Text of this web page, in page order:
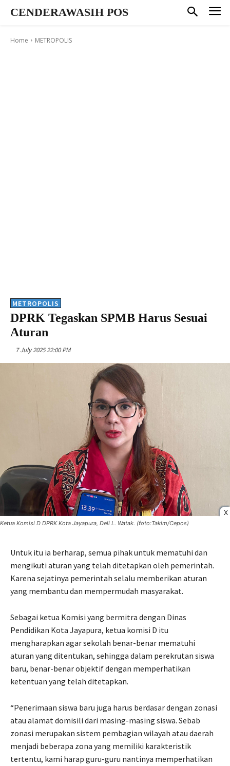
CENDERAWASIH POS
Home METROPOLIS
METROPOLIS
DPRK Tegaskan SPMB Harus Sesuai
Aturan
7 July 2025 22:00 PM
X
Ketua Komisi D DPRK Kota Jayapura, Deli L. Watak. (foto:Takim/Cepos)
Untuk itu ia berharap, semua pihak untuk mematuhi dan
mengikuti aturan yang telah ditetapkan oleh pemerintah.
Karena sejatinya pemerintah selalu memberikan aturan
yang membantu dan mempermudah masyarakat.
Sebagai ketua Komisi yang bermitra dengan Dinas
Pendidikan Kota Jayapura, ketua komisi D itu
mengharapkan agar sekolah benar-benar mematuhi
aturan yang ditentukan, sehingga dalam perekrutan siswa
baru, benar-benar objektif dengan memperhatikan
ketentuan yang telah ditetapkan.
“Penerimaan siswa baru juga harus berdasar dengan zonasi
atau alamat domisili dari masing-masing siswa. Sebab
zonasi merupakan sistem pembagian wilayah atau daerah
menjadi beberapa zona yang memiliki karakteristik
tertentu, kami harap guru-guru nantinya memperhatikan